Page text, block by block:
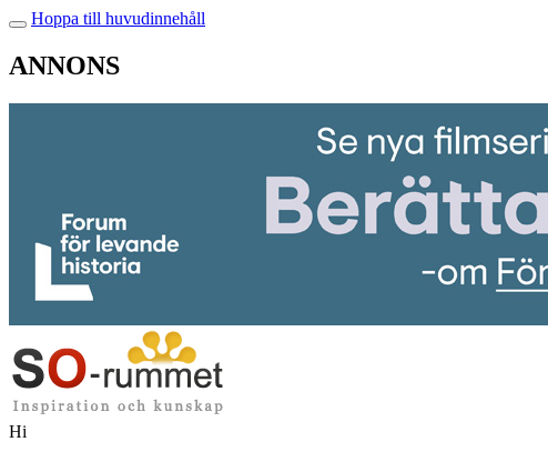
Hoppa till huvudinnehåll
ANNONS
Hi